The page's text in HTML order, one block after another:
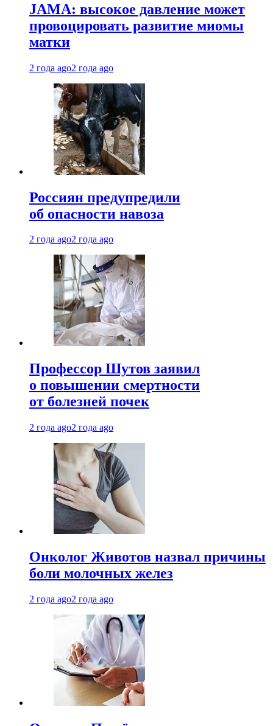
JAMA: высокое давление может
провоцировать развитие миомы
матки
2 года ago2 года ago
Россиян предупредили
об опасности навоза
2 года ago2 года ago
Профессор Шутов заявил
о повышении смертности
от болезней почек
2 года ago2 года ago
Онколог Животов назвал причины
боли молочных желез
2 года ago2 года ago